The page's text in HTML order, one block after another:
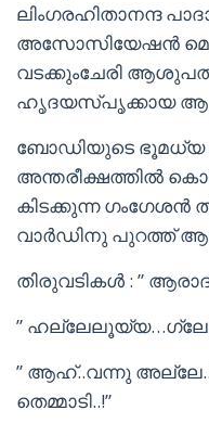
ലിംഗരഹിതാനന്ദ
അസോസിയേഷൻ
വടക്കുംചേരി
ഹൃദയസ്പൃക്കായ ആ
ബോഡിയുടെ ഭൂമധ്യ
അന്തരീക്ഷത്തിൽ
കിടക്കുന്ന ഗംഗേശൻ
വാർഡിനു പുറത്ത്
തിരുവടികൾ : ”
”
” ആഹ്..വന്നു
തെമ്മാടി..!”